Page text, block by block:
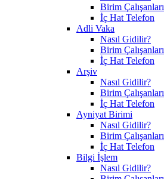
Birim Çalışanları
İç Hat Telefon
Adli Vaka
Nasıl Gidilir?
Birim Çalışanları
İç Hat Telefon
Arşiv
Nasıl Gidilir?
Birim Çalışanları
İç Hat Telefon
Ayniyat Birimi
Nasıl Gidilir?
Birim Çalışanları
İç Hat Telefon
Bilgi İşlem
Nasıl Gidilir?